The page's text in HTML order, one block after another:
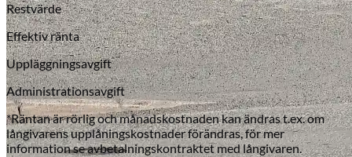
Restvärde
Effektiv ränta
Uppläggningsavgift
Administrationsavgift
*Räntan är rörlig och månadskostnaden kan ändras t.ex. om
långivarens upplåningskostnader förändras, för mer
information se avbetalningskontraktet med långivaren.